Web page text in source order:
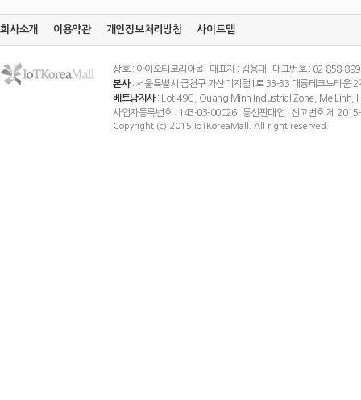
회사소개 이용약관 개인정보처리방침 사이트맵
상호 : 아이오티코리아몰 대표자 : 김용대 대표번호 : 02-858-
본사: 서울특별시 금천구 가산디지털1로 33-33 대륭테크노타운
베트남지사: Lot 49G, Quang Minh Industrial Zone, Me Linh,
사업자등록번호 : 143-03-00026 통신판매업 : 신고번호 제
Copyright (c) 2015 IoTKoreaMall. All right reserved.